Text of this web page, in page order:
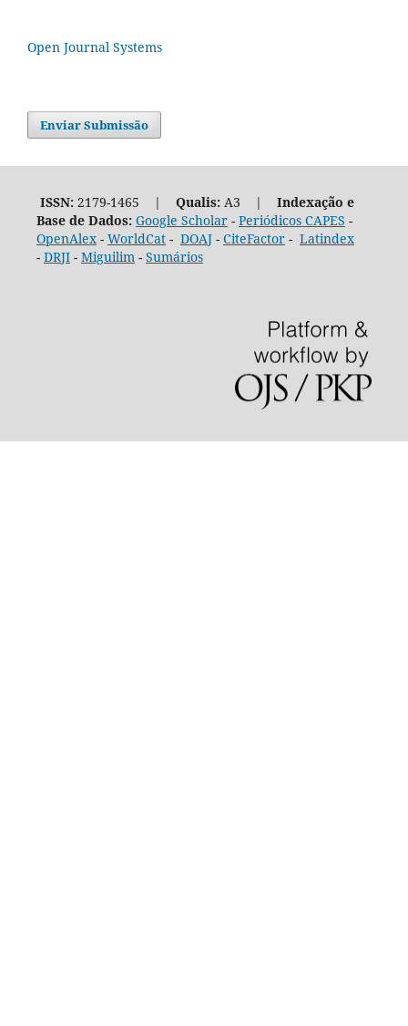
Open Journal Systems
Enviar Submissão
ISSN:2179-1465 | Qualis:A3 | Indexação e
Base de Dados: Google Scholar- Periódicos CAPES -
OpenAlex- WorldCat- DOAJ- CiteFactor- Latindex
- DRJI- Miguilim- Sumários